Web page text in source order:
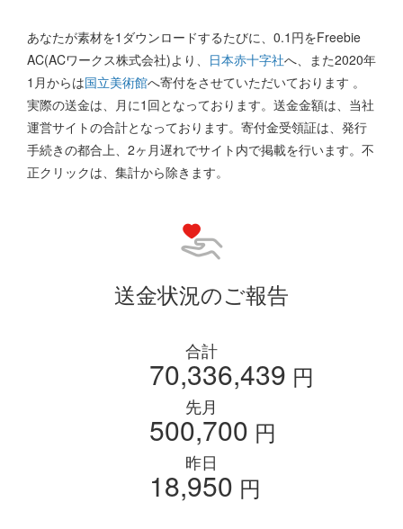
あなたが素材を1ダウンロードするたびに、0.1円をFreebie
AC(ACワークス株式会社)より、 日本赤十字社へ、また2020年
1月からは国立美術館へ寄付をさせていただいております 。
実際の送金は、月に1回となっております。送金金額は、当社
運営サイトの合計となっております。寄付金受領証は、発行
手続きの都合上、2ヶ月遅れでサイト内で掲載を行います。不
正クリックは、集計から除きます。
送金状況のご報告
合計
70,336,439 円
先月
500,700 円
昨日
18,950 円